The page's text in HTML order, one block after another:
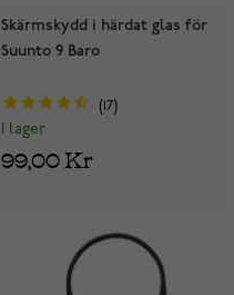
Skärmskydd i härdat glas för
Suunto 9 Baro
17
I lager
99,00 Kr